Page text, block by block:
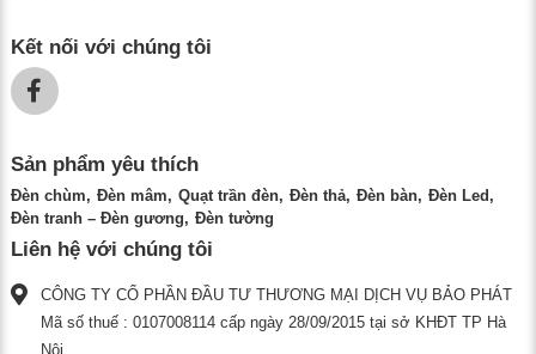
Kết nối với chúng tôi
Sản phẩm yêu thích
Đèn chùm Đèn mâm Quạt trần đèn Đèn thả Đèn bàn
Đèn Led
Đèn tranh – Đèn gương
Đèn tường
Liên hệ với chúng tôi
CÔNG TY CỔ PHẦN ĐẦU TƯ THƯƠNG MẠI DỊCH VỤ BẢO PHÁT
Mã số thuế : 0107008114 cấp ngày 28/09/2015 tại sở KHĐT TP Hà
Nội